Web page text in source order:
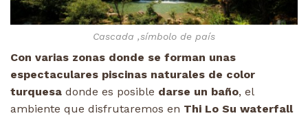
Cascada ,símbolo de país
Con varias zonas donde se forman unas
espectaculares piscinas naturales de color
turquesa donde es posible darse un baño, el
ambiente que disfrutaremos en Thi Lo Su waterfall